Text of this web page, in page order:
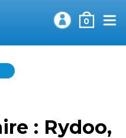
0
: Rydoo,